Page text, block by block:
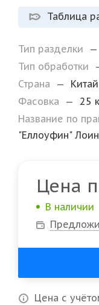
Таблица
Тип разделки —
Тип обработки
Страна
—
Китай
Фасовка
— 25
Название по
"Еллоуфин"
Цена
В наличии
Цена с